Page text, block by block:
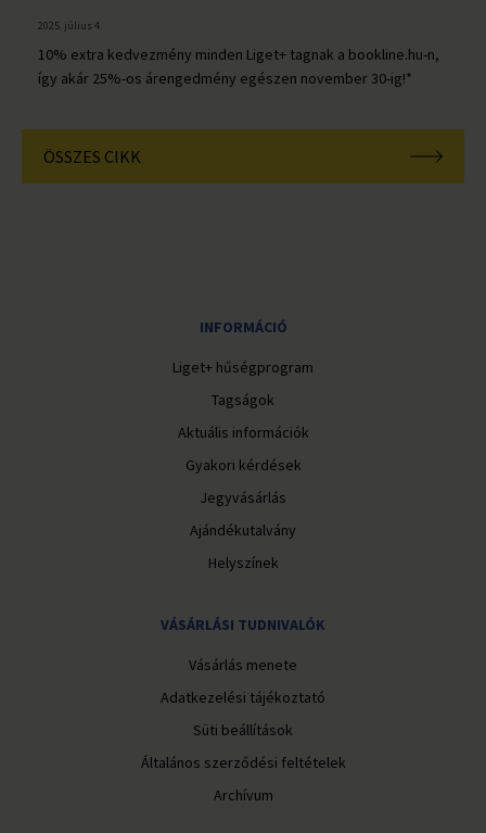
2025. július 4.
10% extra kedvezmény minden Liget+ tagnak a bookline.hu-n,
így akár 25%-os árengedmény egészen november 30-ig!*
ÖSSZES CIKK
INFORMÁCIÓ
Liget+ hűségprogram
Tagságok
Aktuális információk
Gyakori kérdések
Jegyvásárlás
Ajándékutalvány
Helyszínek
VÁSÁRLÁSI TUDNIVALÓK
Vásárlás menete
Adatkezelési tájékoztató
Süti beállítások
Általános szerződési feltételek
Archívum